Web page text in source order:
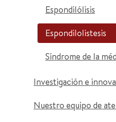
Espondilólisis
Espondilolistesis
Síndrome de la
Investigación e
Nuestro equipo de